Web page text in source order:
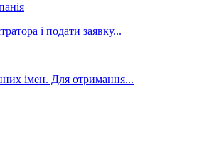
і подати заявку...
імен. Для отримання...